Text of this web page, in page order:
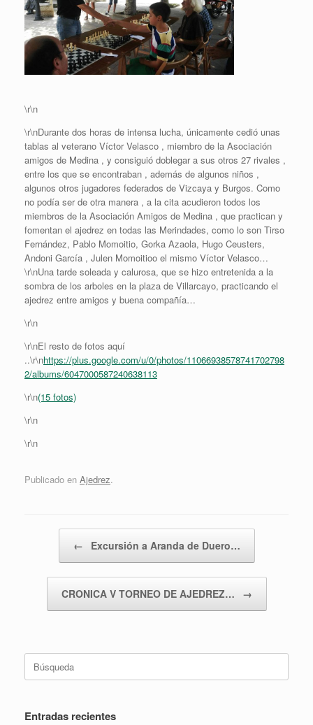
\r\n
\r\nDurante dos horas de intensa lucha, únicamente cedió unas
tablas al veterano Víctor Velasco , miembro de la Asociación
amigos de Medina , y consiguió doblegar a sus otros 27 rivales ,
entre los que se encontraban , además de algunos niños ,
algunos otros jugadores federados de Vizcaya y Burgos. Como
no podía ser de otra manera , a la cita acudieron todos los
miembros de la Asociación Amigos de Medina , que practican y
fomentan el ajedrez en todas las Merindades, como lo son Tirso
Fernández, Pablo Momoitio, Gorka Azaola, Hugo Ceusters,
Andoni García , Julen Momoitioo el mismo Víctor Velasco…
\r\nUna tarde soleada y calurosa, que se hizo entretenida a la
sombra de los arboles en la plaza de Villarcayo, practicando el
ajedrez entre amigos y buena compañía…
\r\n
\r\nEl resto de fotos aquí
..\r\nhttps://plus.google.com/u/0/photos/11066938578741702798
2/albums/6047000587240638113
\r\n(15 fotos)
\r\n
\r\n
Publicado en Ajedrez.
← Excursión a Aranda de Duero…
CRONICA V TORNEO DE AJEDREZ… →
Buscar:
Entradas recientes